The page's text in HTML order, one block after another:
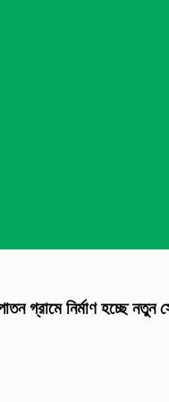
গ্রামে নির্মাণ হচ্ছে নতুন